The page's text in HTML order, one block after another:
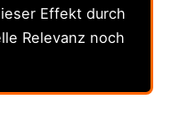
Effekt durch
Relevanz noch